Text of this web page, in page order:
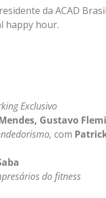
da ACAD
happy hour.
Exclusivo
Gustavo
com
do fitness